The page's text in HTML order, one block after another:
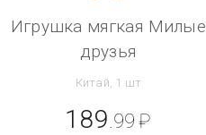
Игрушка мягкая Милые
друзья
Китай, 1 шт
189 .99 ₽